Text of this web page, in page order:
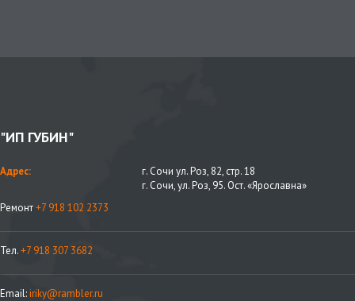
"ИП ГУБИН"
Адрес:
г. Сочи ул. Роз, 82, стр. 18
г. Сочи, ул. Роз, 95. Ост. «Ярославна»
Ремонт+7 918 102 2373
Тел.+7 918 307 3682
Email:iriky@rambler.ru